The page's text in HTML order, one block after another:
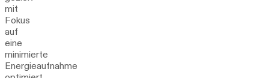
mit
Fokus
auf
eine
minimierte
Energieaufnahme